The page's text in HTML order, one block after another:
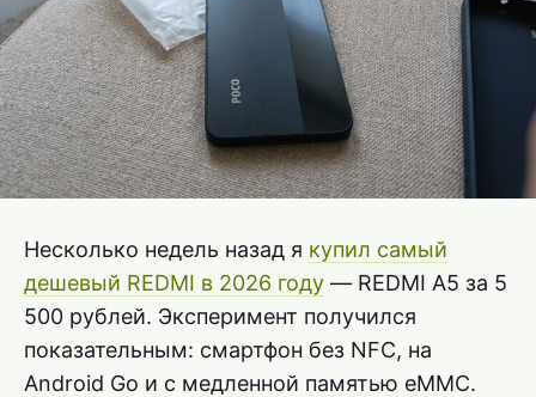
Несколько недель назад я купил самый
дешевый REDMI в 2026 году — REDMI A5 за 5
500 рублей. Эксперимент получился
показательным: смартфон без NFC, на
Android Go и с медленной памятью eMMC.